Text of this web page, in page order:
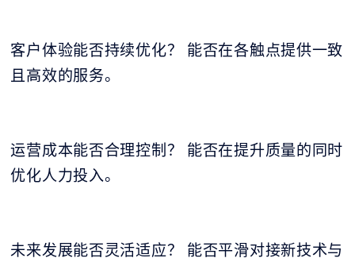
客户体验能否持续优化？ 能否在各触点提供一致
且高效的服务。
运营成本能否合理控制？ 能否在提升质量的同时
优化人力投入。
未来发展能否灵活适应？ 能否平滑对接新技术与